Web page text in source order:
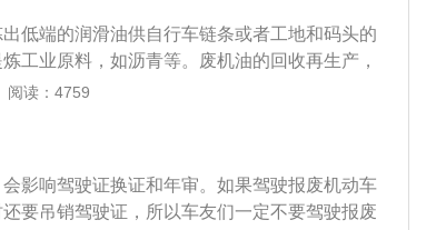
上报审批，办理报废登记。
低端的润滑油供自行车链条或者工地和码头的
工业原料，如沥青等。废机油的回收再生产，
、蒸馏、酸洗、碱洗、过滤等来除去废机油里
工地和码头的一些铁链使用。但是，这些从废
物质属于国家标注的固体危险物，因此，国家
阅读：4759
影响驾驶证换证和年审。如果驾驶报废机动车
要吊销驾驶证，所以车友们一定不要驾驶报废